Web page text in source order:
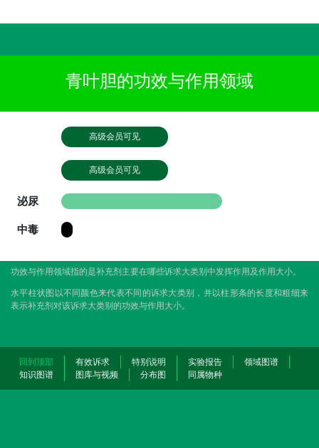
青叶胆的功效与作用领域
高级会员可见
高级会员可见
泌尿
中毒
功效与作用领域指的是补充剂主要在哪些诉求大类别中发挥作用及作用大小。
水平柱状图以不同颜色来代表不同的诉求大类别，并以柱形条的长度和粗细来
表示补充剂对该诉求大类别的功效与作用大小。
回到顶部 有效诉求 特别说明 实验报告
领域图谱
知识图谱
图库与视频 分布图 同属物种